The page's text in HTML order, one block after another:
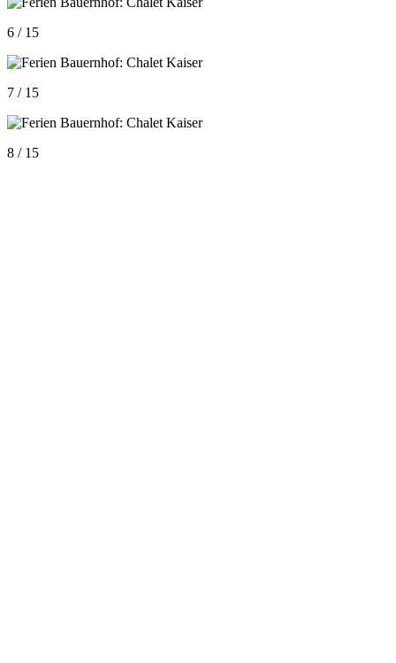
6 / 15
7 / 15
8 / 15